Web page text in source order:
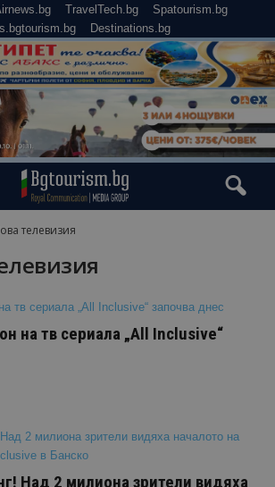
TravelTech.bg
Spatourism.bg
Destinations.bg
телевизия
на тв сериала „All Inclusive“
Над 2 милиона зрители видяха